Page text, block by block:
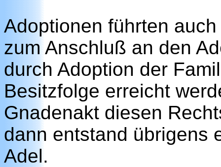
Adoptionen führten
zum Anschluß an den
durch Adoption der
Besitzfolge erreicht
Gnadenakt diesen
dann entstand übrigens
Adel.